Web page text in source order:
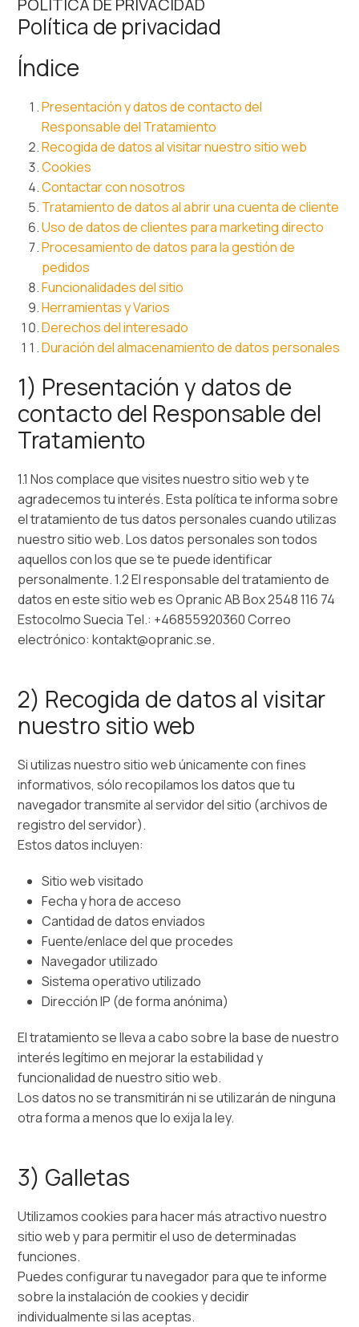
POLÍTICA DE PRIVACIDAD
Política de privacidad
Índice
Presentación y datos de contacto del
Responsable del Tratamiento
Recogida de datos al visitar nuestro sitio web
Cookies
Contactar con nosotros
Tratamiento de datos al abrir una cuenta de cliente
Uso de datos de clientes para marketing directo
Procesamiento de datos para la gestión de
pedidos
Funcionalidades del sitio
Herramientas y Varios
Derechos del interesado
Duración del almacenamiento de datos personales
1) Presentación y datos de
contacto del Responsable del
Tratamiento
1.1 Nos complace que visites nuestro sitio web y te
agradecemos tu interés. Esta política te informa sobre
el tratamiento de tus datos personales cuando utilizas
nuestro sitio web. Los datos personales son todos
aquellos con los que se te puede identificar
personalmente. 1.2 El responsable del tratamiento de
datos en este sitio web es Opranic AB Box 2548 116 74
Estocolmo Suecia Tel.: +46855920360 Correo
electrónico: kontakt@opranic.se.
2) Recogida de datos al visitar
nuestro sitio web
Si utilizas nuestro sitio web únicamente con fines
informativos, sólo recopilamos los datos que tu
navegador transmite al servidor del sitio (archivos de
registro del servidor).
Estos datos incluyen:
Sitio web visitado
Fecha y hora de acceso
Cantidad de datos enviados
Fuente/enlace del que procedes
Navegador utilizado
Sistema operativo utilizado
Dirección IP (de forma anónima)
El tratamiento se lleva a cabo sobre la base de nuestro
interés legítimo en mejorar la estabilidad y
funcionalidad de nuestro sitio web.
Los datos no se transmitirán ni se utilizarán de ninguna
otra forma a menos que lo exija la ley.
3) Galletas
Utilizamos cookies para hacer más atractivo nuestro
sitio web y para permitir el uso de determinadas
funciones.
Puedes configurar tu navegador para que te informe
sobre la instalación de cookies y decidir
individualmente si las aceptas.